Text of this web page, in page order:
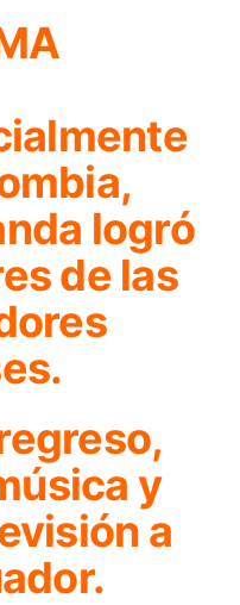
logró
de las
y
a